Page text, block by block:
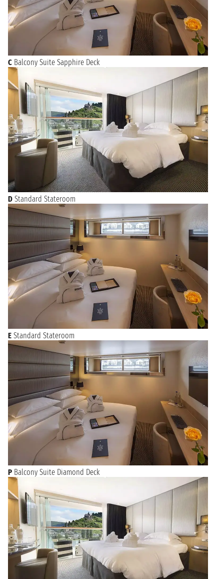
C Balcony Suite Sapphire Deck
D Standard Stateroom
E Standard Stateroom
P Balcony Suite Diamond Deck